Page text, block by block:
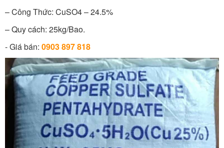
– Công Thức: CuSO4 – 24.5%
– Quy cách: 25kg/Bao.
- Giá bán: 0903 897 818